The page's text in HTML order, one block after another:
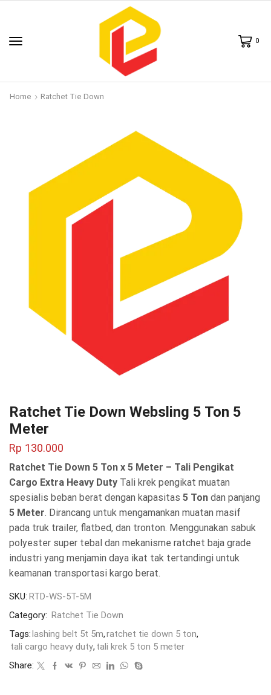
0
Home Ratchet Tie Down
Ratchet Tie Down Websling 5 Ton 5
Meter
Rp 130.000
Ratchet Tie Down 5 Ton x 5 Meter – Tali Pengikat
Cargo Extra Heavy Duty Tali krek pengikat muatan
spesialis beban berat dengan kapasitas 5 Ton dan panjang
5 Meter. Dirancang untuk mengamankan muatan masif
pada truk trailer, flatbed, dan tronton. Menggunakan sabuk
polyester super tebal dan mekanisme ratchet baja grade
industri yang menjamin daya ikat tak tertandingi untuk
keamanan transportasi kargo berat.
SKU: RTD-WS-5T-5M
Category: Ratchet Tie Down
Tags:lashing belt 5t 5m,ratchet tie down 5 ton,
tali cargo heavy duty, tali krek 5 ton 5 meter
Share: